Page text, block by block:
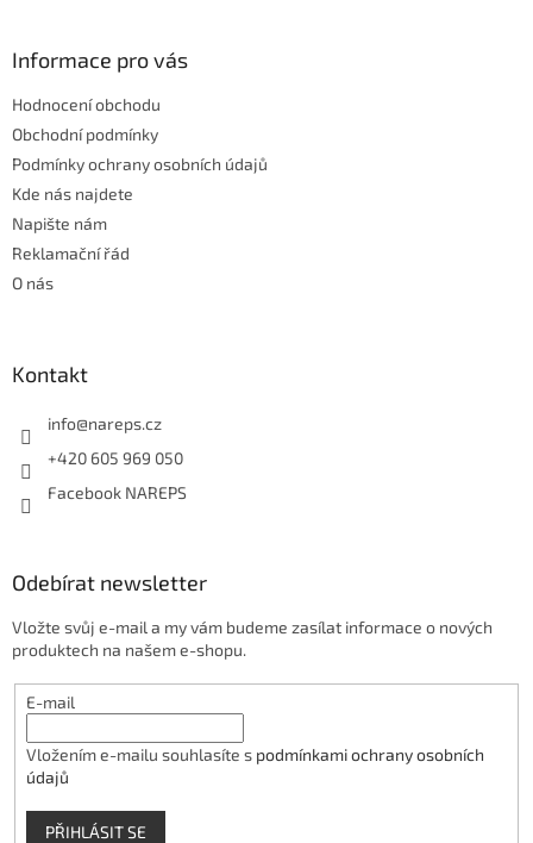
v
Informace pro vás
Hodnocení obchodu
Obchodní podmínky
Podmínky ochrany osobních údajů
Kde nás najdete
Napište nám
Reklamační řád
O nás
Kontakt
info@nareps.cz
+420 605 969 050
Facebook NAREPS
Odebírat newsletter
Vložte svůj e-mail a my vám budeme zasílat informace o nových
produktech na našem e-shopu.
E-mail
Vložením e-mailu souhlasíte s podmínkami ochrany osobních
údajů
PŘIHLÁSIT SE